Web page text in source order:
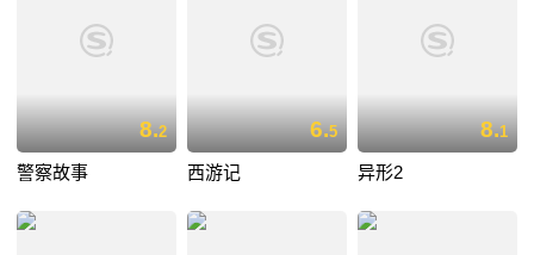
8.2
警察故事
6.5
西游记
8.1
异形2